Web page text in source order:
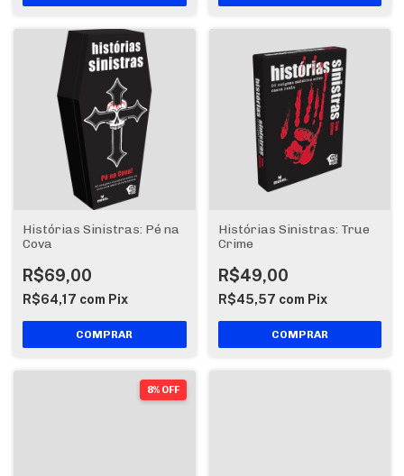
Histórias Sinistras: Pé na
Cova
R$69,00
R$64,17 com Pix
Histórias Sinistras: True
Crime
R$49,00
R$45,57 com Pix
8% OFF